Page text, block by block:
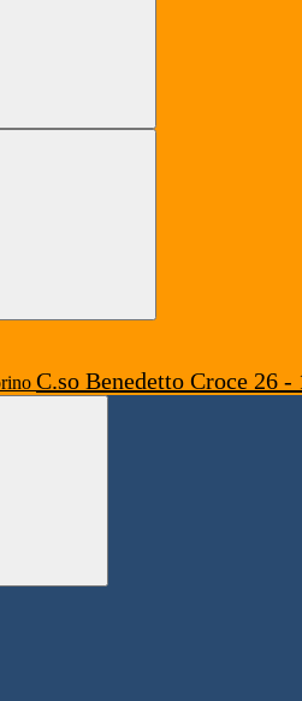
C.so Benedetto Croce 26